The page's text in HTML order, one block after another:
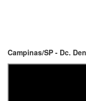
Campinas/SP - Dc.